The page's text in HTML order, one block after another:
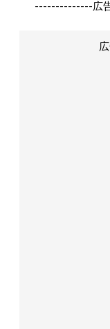
--------------広